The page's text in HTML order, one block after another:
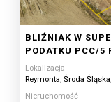
BLIŹNIAK W
PODATKU PCC/5
Lokalizacja
Reymonta, Środa
Nieruchomość